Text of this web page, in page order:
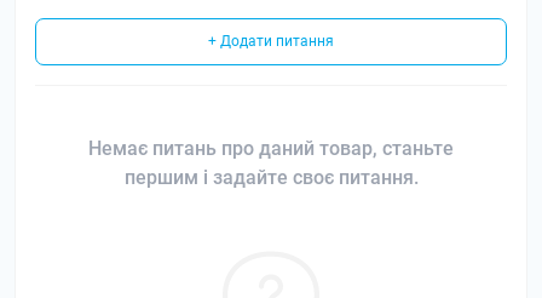
+ Додати питання
Немає питань про даний товар, станьте
першим і задайте своє питання.